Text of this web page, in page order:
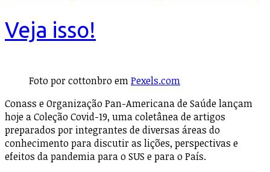
Veja isso!
Foto por cottonbro emPexels.com
Conass e Organização Pan-Americana de Saúde lançam
hoje a Coleção Covid-19, uma coletânea de artigos
preparados por integrantes de diversas áreas do
conhecimento para discutir as lições, perspectivas e
efeitos da pandemia para o SUS e para o País.